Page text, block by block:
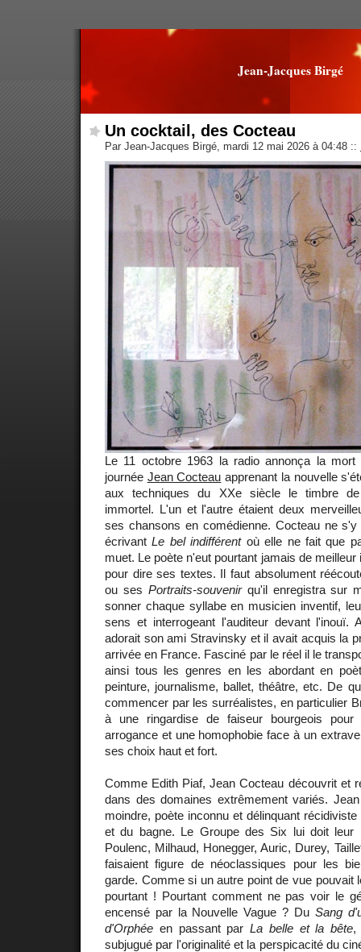
Jean-Jacques Birgé
Un cocktail, des Cocteau
Par Jean-Jacques Birgé, mardi 12 mai 2026 à 04:48 ::
Le 11 octobre 1963 la radio annonça la mort
journée Jean Cocteau apprenant la nouvelle
aux techniques du XXe siècle le timbre
immortel. L'un et l'autre étaient deux
ses chansons en comédienne. Cocteau ne
écrivantLe bel indifférentoù elle ne fait que
muet. Le poète n'eut pourtant jamais de
pour dire ses textes. Il faut absolument
ou ses Portraits-souvenirqu'il enregistra sur
sonner chaque syllabe en musicien inventif,
sens et interrogeant l'auditeur devant l'inouï.
adorait son ami Stravinsky et il avait acquis la
arrivée en France. Fasciné par le réel il le
ainsi tous les genres en les abordant en
peinture, journalisme, ballet, théâtre, etc. De
commencer par les surréalistes, en particulier
à une ringardise de faiseur bourgeois pour
arrogance et une homophobie face à un
ses choix haut et fort.
Comme Edith Piaf, Jean Cocteau découvrit et
dans des domaines extrêmement variés.
moindre, poète inconnu et délinquant
et du bagne. Le Groupe des Six lui doit leur
Poulenc, Milhaud, Honegger, Auric, Durey,
faisaient figure de néoclassiques pour les
garde. Comme si un autre point de vue pouvait
pourtant ! Pourtant comment ne pas voir le
encensé par la Nouvelle Vague ? Du Sang
d'Orphée en passant par La belle et la bête,
subjugué par l'originalité et la perspicacité du